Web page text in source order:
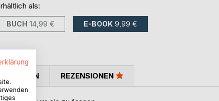
als:
BUCH 14,99 € E-BOOK 9,99 €
REZENSIONEN